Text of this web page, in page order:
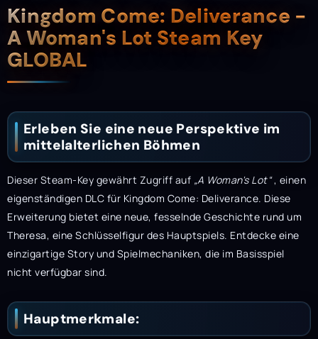
Beschreibung
Kingdom Come: Deliverance -
A Woman's Lot Steam Key
GLOBAL
Erleben Sie eine neue Perspektive im
mittelalterlichen Böhmen
Dieser Steam-Key gewährt Zugriff auf „A Woman's Lot“, einen
eigenständigen DLC für Kingdom Come: Deliverance. Diese
Erweiterung bietet eine neue, fesselnde Geschichte rund um
Theresa, eine Schlüsselfigur des Hauptspiels. Entdecke eine
einzigartige Story und Spielmechaniken, die im Basisspiel
nicht verfügbar sind.
Hauptmerkmale: